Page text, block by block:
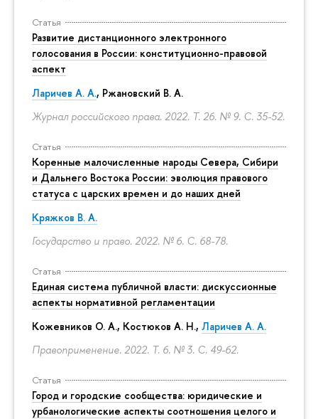
Статья
Развитие дистанционного электронного
голосования в России: конституционно-правовой
аспект
Ларичев А. А., Ржановский В. А.
Журнал российского права. 2022. Т. 26. № 9. С. 35-52.
Статья
Коренные малочисленные народы Севера, Сибири
и Дальнего Востока России: эволюция правового
статуса с царских времен и до наших дней
Кряжков В. А.
Государство и право. 2022. № 6. С. 68-78.
Статья
Единая система публичной власти: дискуссионные
аспекты нормативной регламентации
Кожевников О. А., Костюков А. Н., Ларичев А. А.
Правоприменение. 2022. Т. 6. № 3. С. 49-62.
Статья
Город и городские сообщества: юридические и
урбанологические аспекты соотношения целого и